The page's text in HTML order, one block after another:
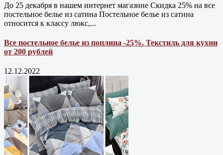
До 25 декабря в нашем интернет магазине Cкидка 25% на все
постельное белье из сатина Постельное белье из сатина
относится к классу люкс,...
Все постельное белье из поплина -25%. Текстиль для кухни
от 200 рублей
12.12.2022